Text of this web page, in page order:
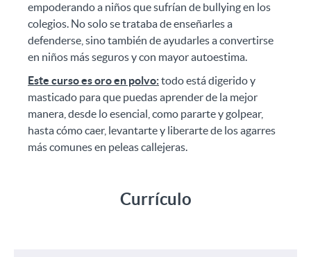
empoderando a niños que sufrían de bullying en los
colegios. No solo se trataba de enseñarles a
defenderse, sino también de ayudarles a convertirse
en niños más seguros y con mayor autoestima.
Este curso es oro en polvo:todo está digerido y
masticado para que puedas aprender de la mejor
manera, desde lo esencial, como pararte y golpear,
hasta cómo caer, levantarte y liberarte de los agarres
más comunes en peleas callejeras.
Currículo